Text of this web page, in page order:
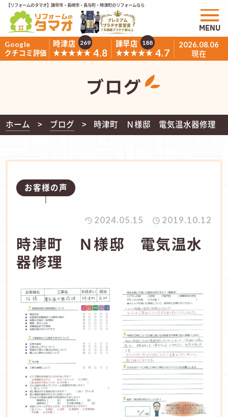
【リフォームのタマオ】諫早市・長崎市・長与町・時津町のリフォームなら
Google
クチコミ評価
時津店
★★★★★ 4.8
269
諫早店
★★★★★ 4.7
188 2026.08.06
現在
MENU
ブログ
ホーム ブログ 時津町 Ｎ様邸 電気温水器修理
お客様の声
2024.05.15 2019.10.12
時津町 Ｎ様邸 電気温水
器修理